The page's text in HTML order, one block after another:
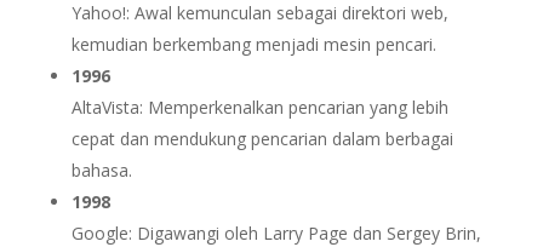
Yahoo!: Awal kemunculan sebagai direktori web,
kemudian berkembang menjadi mesin pencari.
1996
AltaVista: Memperkenalkan pencarian yang lebih
cepat dan mendukung pencarian dalam berbagai
bahasa.
1998
Google: Digawangi oleh Larry Page dan Sergey Brin,